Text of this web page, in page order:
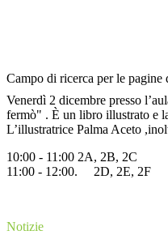
Campo di ricerca per le pagine
Venerdì 2 dicembre presso
fermò" . È un libro illustrato e
L’illustratrice Palma Aceto
10:00 - 11:00 2A, 2B, 2C
11:00 - 12:00. 2D, 2E, 2F
Notizie